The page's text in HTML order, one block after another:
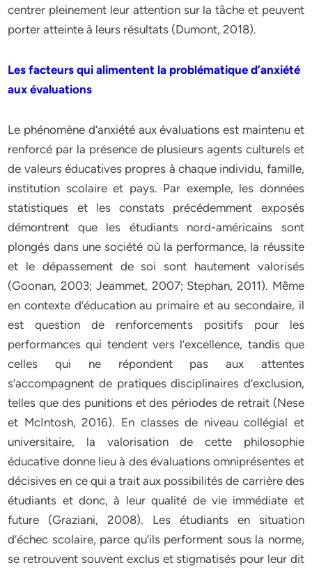
centrer pleinement leur attention sur la tâche et peuvent
porter atteinte à leurs résultats (Dumont, 2018).
Les facteurs qui alimentent la problématique d’anxiété
aux évaluations
Le phénomène d’anxiété aux évaluations est maintenu et
renforcé par la présence de plusieurs agents culturels et
de valeurs éducatives propres à chaque individu, famille,
institution scolaire et pays. Par exemple, les données
statistiques et les constats précédemment exposés
démontrent que les étudiants nord-américains sont
plongés dans une société où la performance, la réussite
et le dépassement de soi sont hautement valorisés
(Goonan, 2003; Jeammet, 2007; Stephan, 2011). Même
en contexte d’éducation au primaire et au secondaire, il
est question de renforcements positifs pour les
performances qui tendent vers l’excellence, tandis que
celles qui ne répondent pas aux attentes
s’accompagnent de pratiques disciplinaires d’exclusion,
telles que des punitions et des périodes de retrait (Nese
et McIntosh, 2016). En classes de niveau collégial et
universitaire, la valorisation de cette philosophie
éducative donne lieu à des évaluations omniprésentes et
décisives en ce qui a trait aux possibilités de carrière des
étudiants et donc, à leur qualité de vie immédiate et
future (Graziani, 2008). Les étudiants en situation
d’échec scolaire, parce qu’ils performent sous la norme,
se retrouvent souvent exclus et stigmatisés pour leur dit